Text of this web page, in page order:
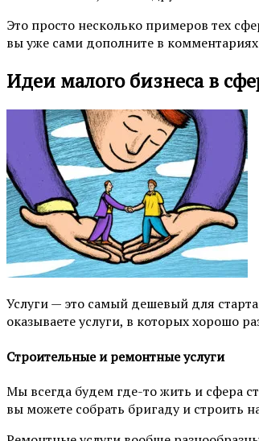
Это просто несколько примеров тех
вы уже сами дополните в
Идеи малого бизнеса в
Услуги — это самый дешевый для
оказываете услуги, в которых хорошо
Строительные и ремонтные услуги
Мы всегда будем где-то жить и сфера
вы можете собрать бригаду и строить